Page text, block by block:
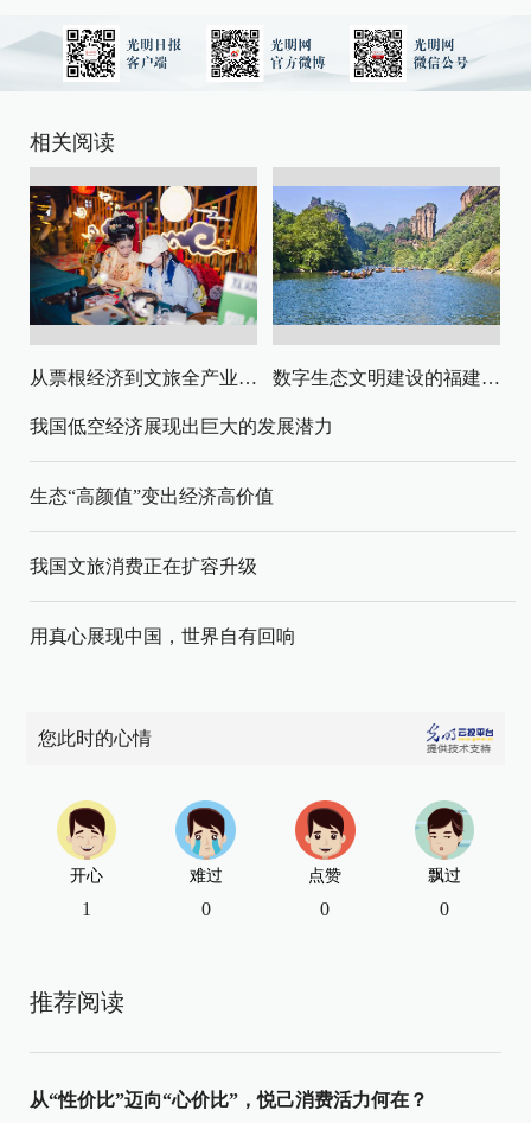
相关阅读
从票根经济到文旅全产业链升级 数字生态文明建设的福建路径与启示
我国低空经济展现出巨大的发展潜力
生态“高颜值”变出经济高价值
我国文旅消费正在扩容升级
用真心展现中国，世界自有回响
您此时的心情
开心
1
难过
0
点赞
0
飘过
0
推荐阅读
从“性价比”迈向“心价比”，悦己消费活力何在？